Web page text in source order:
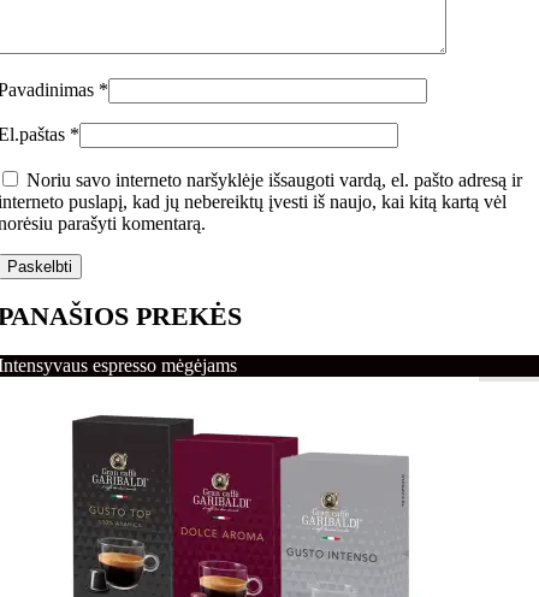
*
*
Noriu savo interneto naršyklėje išsaugoti vardą, el. pašto adresą ir
puslapį, kad jų nebereiktų įvesti iš naujo, kai kitą kartą vėl
parašyti komentarą.
PREKĖS
espresso mėgėjams